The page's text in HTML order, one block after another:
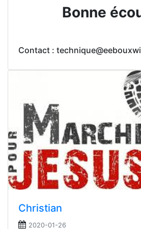
Bonne
Contact :
Christian
2020-01-26